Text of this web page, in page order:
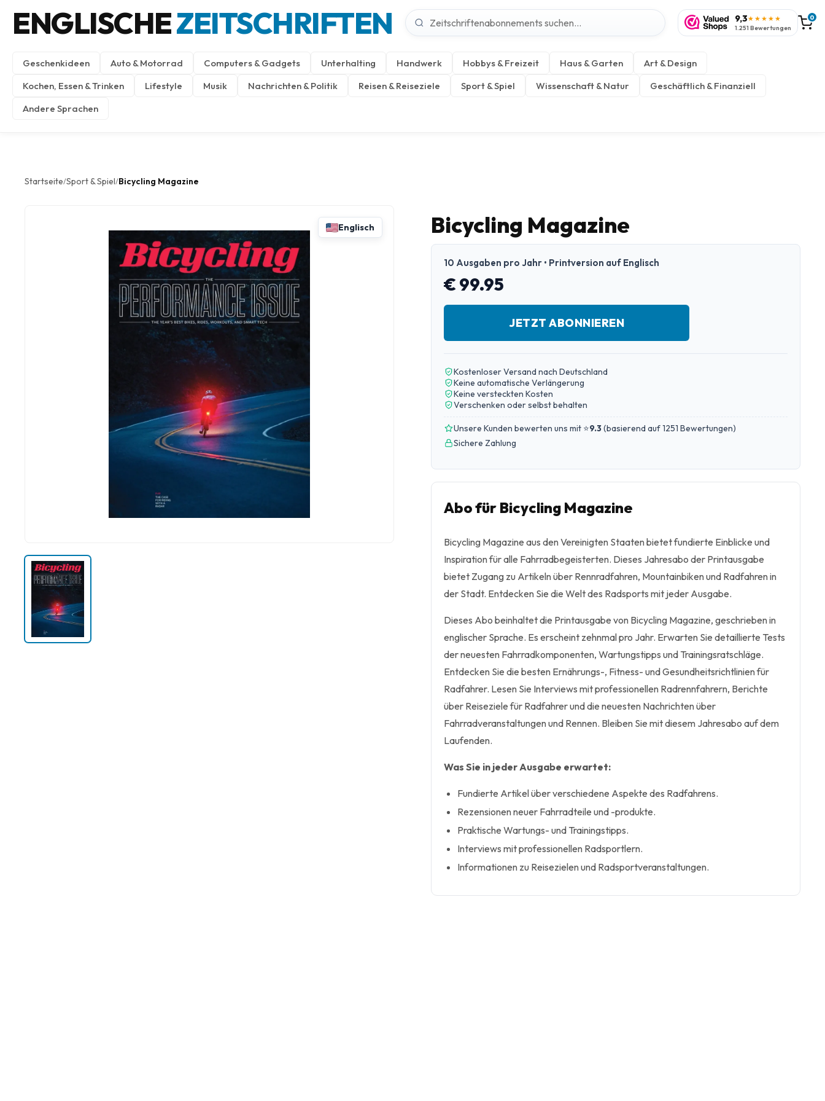
ENGLISCHEZEITSCHRIFTEN 9,3★★★★★
1.251 Bewertungen
0
Geschenkideen Auto & Motorrad Computers & Gadgets Unterhalting Handwerk Hobbys & Freizeit Haus & Garten
Art & Design
Kochen, Essen & Trinken
Lifestyle Musik Nachrichten & Politik Reisen & Reiseziele Sport & Spiel Wissenschaft & Natur
Geschäftlich & Finanziell
Andere Sprachen
Startseite/Sport & Spiel/Bicycling Magazine
Englisch Bicycling Magazine
10 Ausgaben pro Jahr • Printversion auf Englisch
€ 99.95
JETZT ABONNIEREN
Kostenloser Versand nach Deutschland
Keine automatische Verlängerung
Keine versteckten Kosten
Verschenken oder selbst behalten
Unsere Kunden bewerten uns mit ⭐9.3(basierend auf 1251 Bewertungen)
Sichere Zahlung
Abo für Bicycling Magazine
Bicycling Magazine aus den Vereinigten Staaten bietet fundierte Einblicke und
Inspiration für alle Fahrradbegeisterten. Dieses Jahresabo der Printausgabe
bietet Zugang zu Artikeln über Rennradfahren, Mountainbiken und Radfahren in
der Stadt. Entdecken Sie die Welt des Radsports mit jeder Ausgabe.
Dieses Abo beinhaltet die Printausgabe von Bicycling Magazine, geschrieben in
englischer Sprache. Es erscheint zehnmal pro Jahr. Erwarten Sie detaillierte Tests
der neuesten Fahrradkomponenten, Wartungstipps und Trainingsratschläge.
Entdecken Sie die besten Ernährungs-, Fitness- und Gesundheitsrichtlinien für
Radfahrer. Lesen Sie Interviews mit professionellen Radrennfahrern, Berichte
über Reiseziele für Radfahrer und die neuesten Nachrichten über
Fahrradveranstaltungen und Rennen. Bleiben Sie mit diesem Jahresabo auf dem
Laufenden.
Was Sie in jeder Ausgabe erwartet:
Fundierte Artikel über verschiedene Aspekte des Radfahrens.
Rezensionen neuer Fahrradteile und -produkte.
Praktische Wartungs- und Trainingstipps.
Interviews mit professionellen Radsportlern.
Informationen zu Reisezielen und Radsportveranstaltungen.